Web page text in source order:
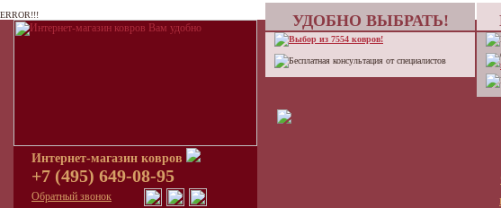
ERROR!!!
Интернет-магазин ковров
+7 (495) 649-08-95
Обратный звонок
УДОБНО ВЫБРАТЬ!
Выбор из 7554 ковров!
Бесплатная консультация от специалистов